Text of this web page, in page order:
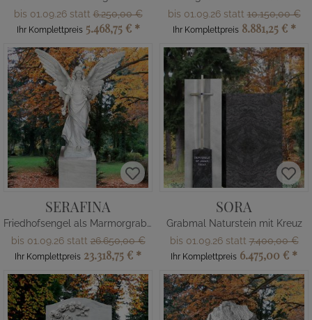
bis 01.09.26 statt6.250,00 €
Ihr Komplettpreis 5.468,75 € *
bis 01.09.26 statt10.150,00 €
Ihr Komplettpreis 8.881,25 € *
SERAFINA
Friedhofsengel als Marmorgrabstein
bis 01.09.26 statt26.650,00 €
Ihr Komplettpreis 23.318,75 € *
SORA
Grabmal Naturstein mit Kreuz
bis 01.09.26 statt7.400,00 €
Ihr Komplettpreis 6.475,00 € *